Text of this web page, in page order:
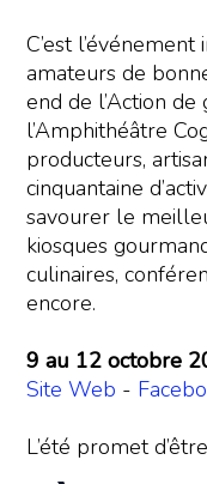
C’est
amateurs de
end de l’Action de
l’Amphithéâtre
producteurs,
cinquantaine
savourer le
kiosques
culinaires,
encore.
9 au 12 octobre
Site Web -
L’été promet